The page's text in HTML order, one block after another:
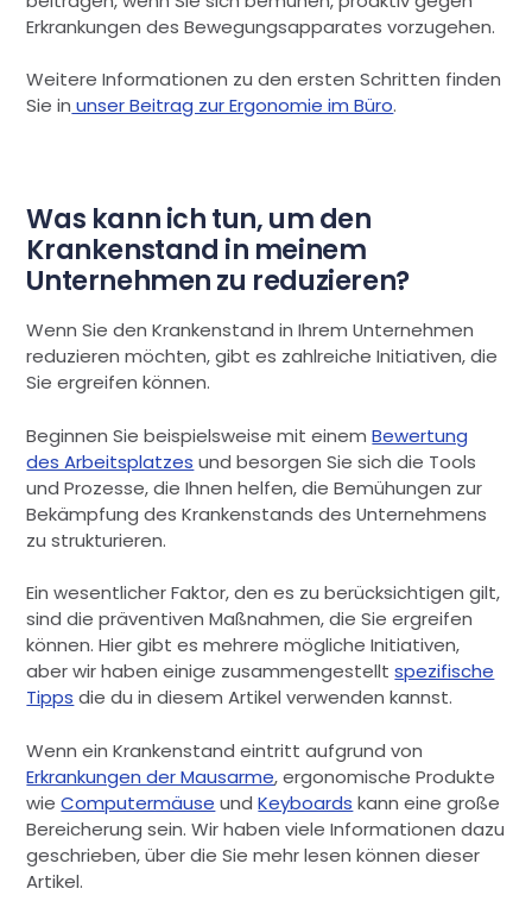
Erkrankungen des Bewegungsapparates vorzugehen.
Weitere Informationen zu den ersten Schritten finden
Sie in unser Beitrag zur Ergonomie im Büro.
Was kann ich tun, um den
Krankenstand in meinem
Unternehmen zu reduzieren?
Wenn Sie den Krankenstand in Ihrem Unternehmen
reduzieren möchten, gibt es zahlreiche Initiativen, die
Sie ergreifen können.
Beginnen Sie beispielsweise mit einemBewertung
des Arbeitsplatzes und besorgen Sie sich die Tools
und Prozesse, die Ihnen helfen, die Bemühungen zur
Bekämpfung des Krankenstands des Unternehmens
zu strukturieren.
Ein wesentlicher Faktor, den es zu berücksichtigen gilt,
sind die präventiven Maßnahmen, die Sie ergreifen
können. Hier gibt es mehrere mögliche Initiativen,
aber wir haben einige zusammengestelltspezifische
Tipps die du in diesem Artikel verwenden kannst.
Wenn ein Krankenstand eintritt aufgrund von
Erkrankungen der Mausarme, ergonomische Produkte
wieComputermäuse undKeyboards kann eine große
Bereicherung sein. Wir haben viele Informationen dazu
geschrieben, über die Sie mehr lesen können dieser
Artikel.